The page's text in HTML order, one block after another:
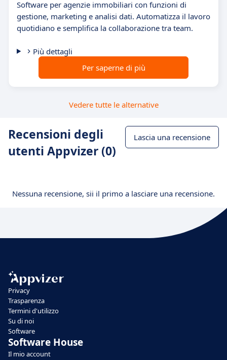
Software per agenzie immobiliari con funzioni di
gestione, marketing e analisi dati. Automatizza il lavoro
quotidiano e semplifica la collaborazione tra team.
Più dettagli
Per saperne di più
Vedere tutte le alternative
Recensioni degli
utenti Appvizer (0)
Lascia una recensione
Nessuna recensione, sii il primo a lasciare una recensione.
Privacy
Trasparenza
Termini d'utilizzo
Su di noi
Software
Software House
Il mio account